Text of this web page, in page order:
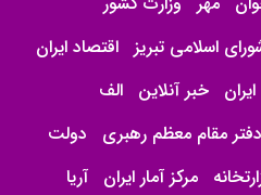
اسلامی تبریز اقتصاد ایران
خبر آنلاین الف
دفتر مقام معظم رهبری
دولت
مرکز آمار ایران آریا